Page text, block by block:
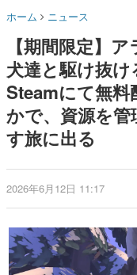
名作ゲーム
きます。
赫本
この物語を
の形をした
これからの
ゲーム
ゲームに多
画です。
日本モ
「ラクーンシティ総合病
行く配達人の姿が披露
ホーム ニュース
【期間限定】
犬達と駆け抜
Steamにて無料
かで、資源を
す旅に出る
2026年6月12日 11:17